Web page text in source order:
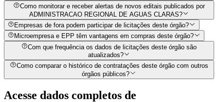
Como monitorar e receber alertas de novos editais publicados por
ADMINISTRACAO REGIONAL DE AGUAS CLARAS?
Empresas de fora podem participar de licitações deste órgão?
Microempresa e EPP têm vantagens em compras deste órgão?
Com que frequência os dados de licitações deste órgão são
atualizados?
Como comparar o histórico de contratações deste órgão com outros
órgãos públicos?
Acesse dados completos de